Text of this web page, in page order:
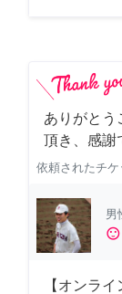
ありがとう
頂き、感謝
依頼されたチケ
男
sentiment_satisfied
【オンラ